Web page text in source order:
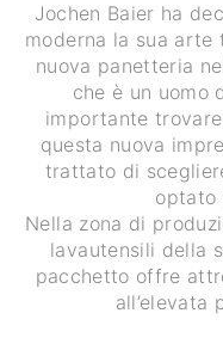
Jochen Baier ha
moderna la sua arte
nuova panetteria
che è un uomo
importante
questa nuova
trattato di
optato
Nella zona di
lavautensili della
pacchetto offre
all’elevata